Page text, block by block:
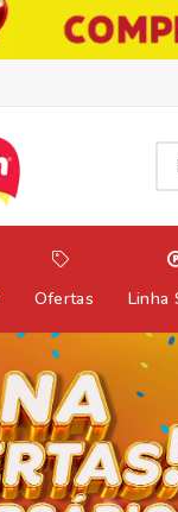
Ofertas Linha